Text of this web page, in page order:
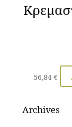
56,84€
Archives